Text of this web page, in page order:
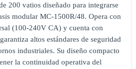
200 vatios diseñado para integrarse
modular MC-1500R/48. Opera con
(100-240V CA) y cuenta con
altos estándares de seguridad
industriales. Su diseño compacto
la continuidad operativa del